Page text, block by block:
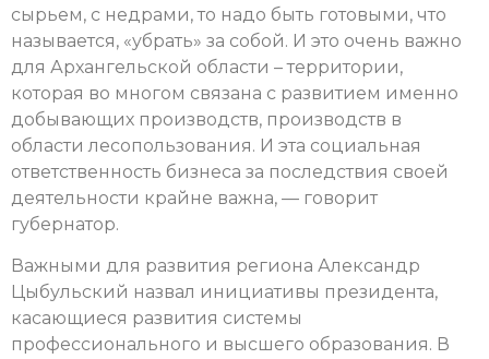
сырьем, с недрами, то надо быть готовыми, что
называется, «убрать» за собой. И это очень важно
для Архангельской области – территории,
которая во многом связана с развитием именно
добывающих производств, производств в
области лесопользования. И эта социальная
ответственность бизнеса за последствия своей
деятельности крайне важна, — говорит
губернатор.
Важными для развития региона Александр
Цыбульский назвал инициативы президента,
касающиеся развития системы
профессионального и высшего образования. В